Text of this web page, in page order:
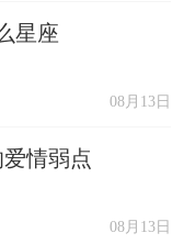
星座
08月13日
情弱点
08月13日